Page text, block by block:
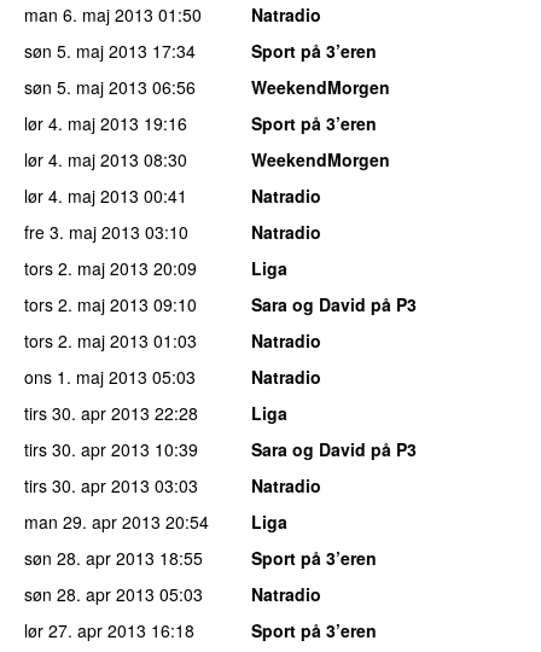
man 6. maj 2013 01:50
Natradio
søn 5. maj 2013 17:34
Sport på 3’eren
søn 5. maj 2013 06:56
WeekendMorgen
lør 4. maj 2013 19:16
Sport på 3’eren
lør 4. maj 2013 08:30
WeekendMorgen
lør 4. maj 2013 00:41
Natradio
fre 3. maj 2013 03:10
Natradio
tors 2. maj 2013 20:09
Liga
tors 2. maj 2013 09:10
Sara og David på P3
tors 2. maj 2013 01:03
Natradio
ons 1. maj 2013 05:03
Natradio
tirs 30. apr 2013 22:28
Liga
tirs 30. apr 2013 10:39
Sara og David på P3
tirs 30. apr 2013 03:03
Natradio
man 29. apr 2013 20:54
Liga
søn 28. apr 2013 18:55
Sport på 3’eren
søn 28. apr 2013 05:03
Natradio
lør 27. apr 2013 16:18
Sport på 3’eren